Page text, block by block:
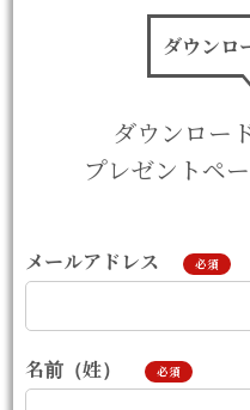
ダウンロ
ダウンロー
プレゼントペ
メールアドレス 必須
名前（姓） 必須